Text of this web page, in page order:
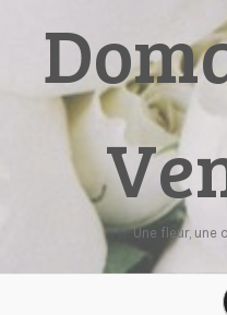
Une fleur, une